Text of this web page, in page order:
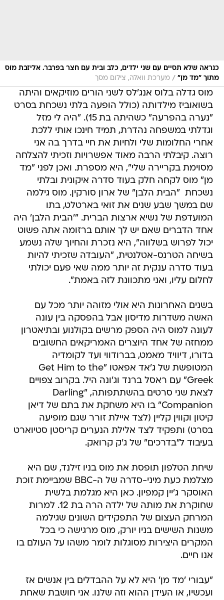
כנראה שלא תסיים עם שני ילדים, כלב ובית עם חצר בפרבר. אליזבת מוס
מתוך "מד מן" / מערכת וואלה, צילום מסך
מוס גדלה בלוס אנג'לס לשני הורים מוזיקאים והיתה
בשואוביז מילדותה (כולל הופעה בלתי נשכחת בסרט
"נערה בהפרעה" כשהיתה בת 15). "היה לי מזל
וגדלתי במשפחה נהדרת, תמיד חינכו אותי ללכת
אחרי החלומות שלי ולחיות את חיי בדרך בה אני
רוצה. קיבלתי הרבה מאוד אפשרויות וזכיתי להצלחה
מסוימת בקריירה שלי", היא מספרת. ואכן לפני "מד
מן" מוס לקחה חלק בעוד סדרה איקונית ובלתי
נשכחת  "הבית הלבן" של ארון סורקין. מוס גילמה
שם במשך שבע שנים את זואי בארטלט, בתו
המועדפת של נשיא ארצות הברית. "'הבית הלבן' היה
אחד הדברים שאם יש לך אותם ברזומה אתה פשוט
יכול לפרוש בשלווה", היא נזכרת והחיוך שלה נשמע
בשיחה הטרנס-אטלנטית, "העובדה שזכיתי להיות
בעוד סדרה ענקית זה יותר ממה שאי פעם יכולתי
לחלום עליו, ואני מתכוונת לזה באמת".
בשנים האחרונות היא אולי מזוהה יותר מכל עם
האשה משדרות מדיסון אבל בהפסקה בין עונה
לעונה למוס היה הספק מרשים בקולנוע ובתיאטרון 
ממחזה של אחד היוצרים האמריקאים החשובים
בדורו, דיוויד מאמט, בברודווי ועד לקומדיה
המטופשת של ג'אד אפאטו "Get Him to the
Greek" עם ראסל ברנד וג'ונה היל. בקרוב צפויים
לצאת שני סרטים בהשתתפותה, "Darling
Companion" בו היא משחקת את בתם של דיאן
קיטון וקווין קליין (לצד איילת זורר שגם מופיעה
בסרט) ותפקיד לצד אלילת הנערים קריסטן סטיוארט
בעיבוד ל"בדרכים" של ג'ק קרואק.
שיחת הטלפון תופסת את מוס בניו זילנד, שם היא
מצלמת כעת מיני-סדרה של ה-BBC שמביימת זוכת
האוסקר ג'יין קמפיון. כאן היא מגלמת בלשית
שחוקרת את מותה של ילדה הרה בת 12. למרות
המרחק העצום של התפקידים השונים שגילמה
משנות השישים בניו יורק, מוס מרגישה כי בכל
המקרים היצירות מסוגלות לומר משהו על העולם בו
אנו חיים.
"עבורי 'מד מן' היא לא על ההבדלים בין אנשים אז
ועכשיו, או העידן ההוא וזה שלנו. אני חושבת שאחת